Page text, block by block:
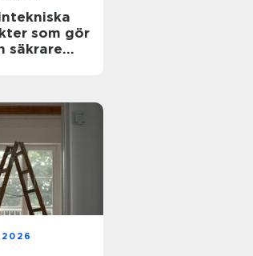
som gör
säkrare